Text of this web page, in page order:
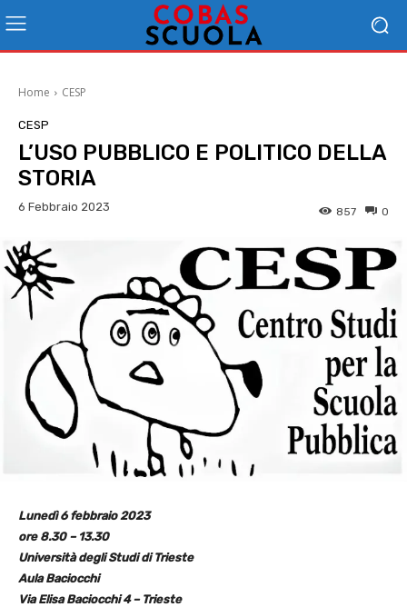
Home CESP
CESP
L’USO PUBBLICO E POLITICO DELLA
STORIA
6 Febbraio 2023 0
857
Lunedì 6 febbraio 2023
ore 8.30 – 13.30
Università degli Studi di Trieste
Aula Baciocchi
Via Elisa Baciocchi 4 – Trieste